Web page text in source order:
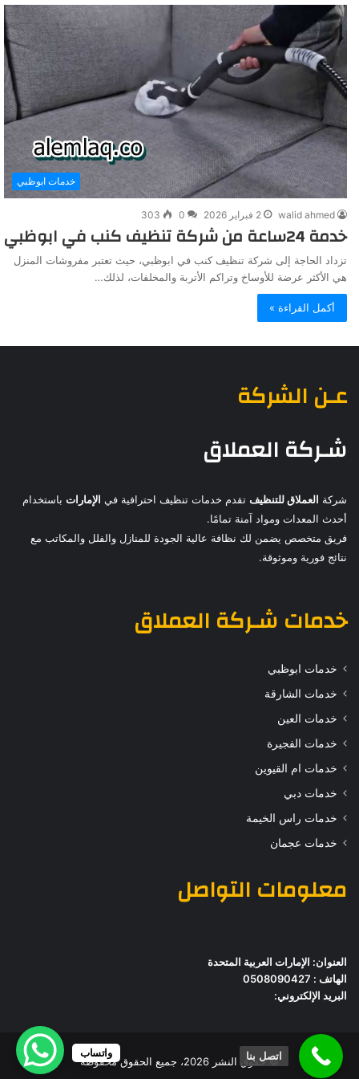
خدمات ابوظبي
walid ahmed 2 فبراير 2026 0
303
خدمة 24ساعة من شركة تنظيف كنب في ابوظبي
تزداد الحاجة إلى شركة تنظيف كنب في ابوظبي، حيث تعتبر مفروشات المنزل
هي الأكثر عرضة للأوساخ وتراكم الأتربة والمخلفات، لذلك…
أكمل القراءة »
عـن الشركة
شـركة العملاق
شركة العملاق للتنظيف تقدم خدمات تنظيف احترافية في الإمارات باستخدام
أحدث المعدات ومواد آمنة تمامًا.
فريق متخصص يضمن لك نظافة عالية الجودة للمنازل والفلل والمكاتب مع
نتائج فورية وموثوقة.
خدمات شـركة العملاق
خدمات ابوظبي
خدمات الشارقة
خدمات العين
خدمات الفجيرة
خدمات ام القيوين
خدمات دبي
خدمات راس الخيمة
خدمات عجمان
معلومات التواصل
العنوان: الإمارات العربية المتحدة
الهاتف : 0508090427
البريد الإلكتروني:
© حقوق النشر 2026، جميع الحقوق محفوظة
واتساب اتصل بنا